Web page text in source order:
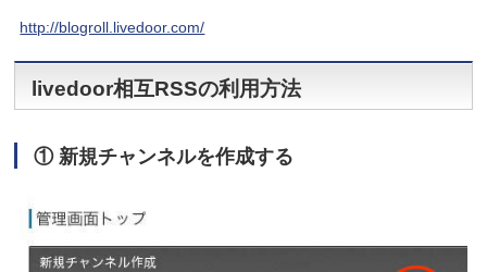
http://blogroll.livedoor.com/
livedoor相互RSSの利用方法
① 新規チャンネルを作成する